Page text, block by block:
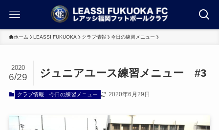
ホーム LEASSI FUKUOKA クラブ情報 今日の練習メニュー
ジュニアユース練習メニュー #3
2020
6/29
クラブ情報 今日の練習メニュー 2020年6月29日